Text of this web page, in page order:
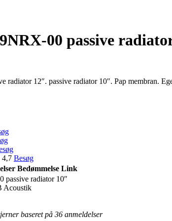
00 passive
radiator 12″. passive radiator 10″. Pap membran.
4,7 Besøg
Bedømmelse Link
passive radiator 10″
Acoustik
baseret på 36 anmeldelser